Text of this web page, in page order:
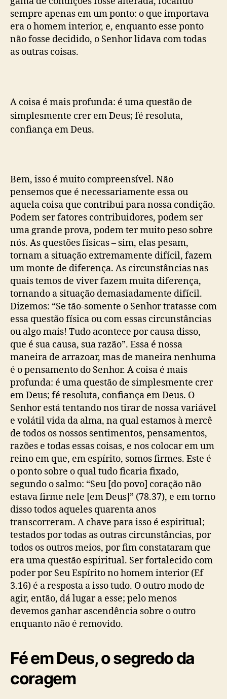
sempre apenas em um ponto: o que importava
era o homem interior, e, enquanto esse ponto
não fosse decidido, o Senhor lidava com todas
as outras coisas.
A coisa é mais profunda: é uma questão de
simplesmente crer em Deus; fé resoluta,
confiança em Deus.
Bem, isso é muito compreensível. Não
pensemos que é necessariamente essa ou
aquela coisa que contribui para nossa condição.
Podem ser fatores contribuidores, podem ser
uma grande prova, podem ter muito peso sobre
nós. As questões físicas – sim, elas pesam,
tornam a situação extremamente difícil, fazem
um monte de diferença. As circunstâncias nas
quais temos de viver fazem muita diferença,
tornando a situação demasiadamente difícil.
Dizemos: “Se tão-somente o Senhor tratasse com
essa questão física ou com essas circunstâncias
ou algo mais! Tudo acontece por causa disso,
que é sua causa, sua razão”. Essa é nossa
maneira de arrazoar, mas de maneira nenhuma
é o pensamento do Senhor. A coisa é mais
profunda: é uma questão de simplesmente crer
em Deus; fé resoluta, confiança em Deus. O
Senhor está tentando nos tirar de nossa variável
e volátil vida da alma, na qual estamos à mercê
de todos os nossos sentimentos, pensamentos,
razões e todas essas coisas, e nos colocar em um
reino em que, em espírito, somos firmes. Este é
o ponto sobre o qual tudo ficaria fixado,
segundo o salmo: “Seu [do povo] coração não
estava firme nele [em Deus]” (78.37), e em torno
disso todos aqueles quarenta anos
transcorreram. A chave para isso é espiritual;
testados por todas as outras circunstâncias, por
todos os outros meios, por fim constataram que
era uma questão espiritual. Ser fortalecido com
poder por Seu Espírito no homem interior (Ef
3.16) é a resposta a isso tudo. O outro modo de
agir, então, dá lugar a esse; pelo menos
devemos ganhar ascendência sobre o outro
enquanto não é removido.
Fé em Deus, o segredo da
coragem